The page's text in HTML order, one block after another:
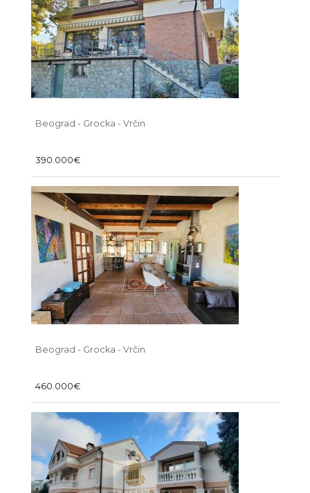
Beograd - Grocka - Vrčin
390.000€
Beograd - Grocka - Vrčin
460.000€